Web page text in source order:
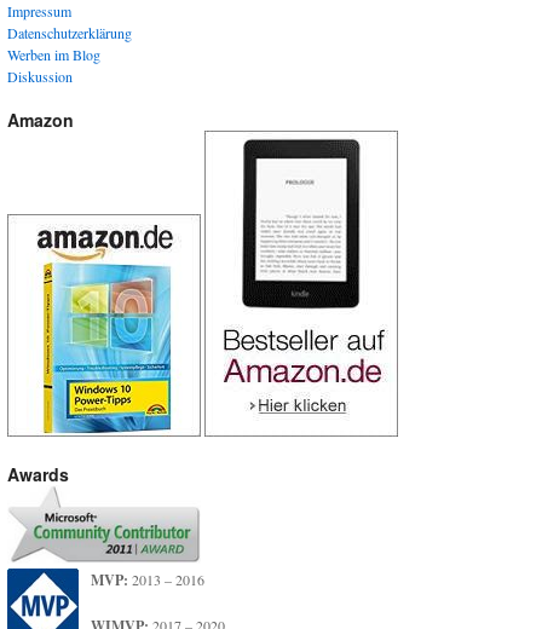
Impressum
Datenschutzerklärung
Werben im Blog
Diskussion
Amazon
Awards
MVP: 2013 – 2016